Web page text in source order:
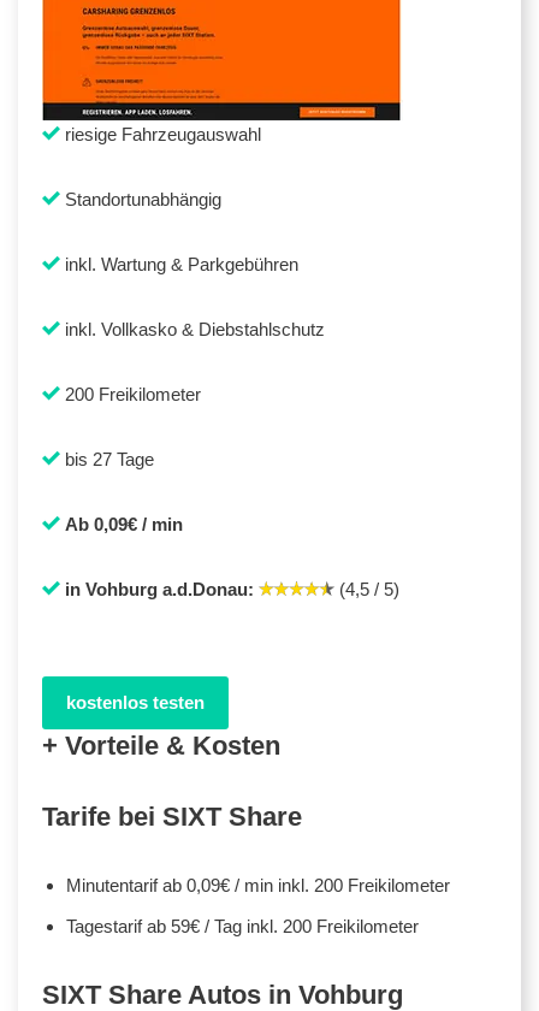
riesige Fahrzeugauswahl
Standortunabhängig
inkl. Wartung & Parkgebühren
inkl. Vollkasko & Diebstahlschutz
200 Freikilometer
bis 27 Tage
Ab 0,09€ / min
in Vohburg a.d.Donau: (4,5 / 5)
kostenlos testen
+ Vorteile & Kosten
Tarife bei SIXT Share
Minutentarif ab 0,09€ / min inkl. 200 Freikilometer
Tagestarif ab 59€ / Tag inkl. 200 Freikilometer
SIXT Share Autos in Vohburg